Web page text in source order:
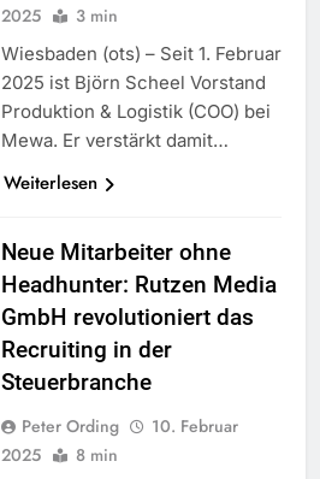
2025
3 min
Wiesbaden (ots) – Seit 1. Februar
2025 ist Björn Scheel Vorstand
Produktion & Logistik (COO) bei
Mewa. Er verstärkt damit…
Weiterlesen
Neue Mitarbeiter ohne
Headhunter: Rutzen Media
GmbH revolutioniert das
Recruiting in der
Steuerbranche
Peter Ording
10. Februar
2025
8 min